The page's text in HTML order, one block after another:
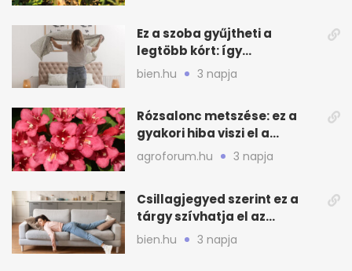
Ez a szoba gyűjtheti a
legtöbb kórt: így
mélytisztítsd otthon
bien.hu 3 napja
Rózsalonc metszése: ez a
gyakori hiba viszi el a
virágzást
agroforum.hu 3 napja
Csillagjegyed szerint ez a
tárgy szívhatja el az
otthonod energiáját
bien.hu 3 napja